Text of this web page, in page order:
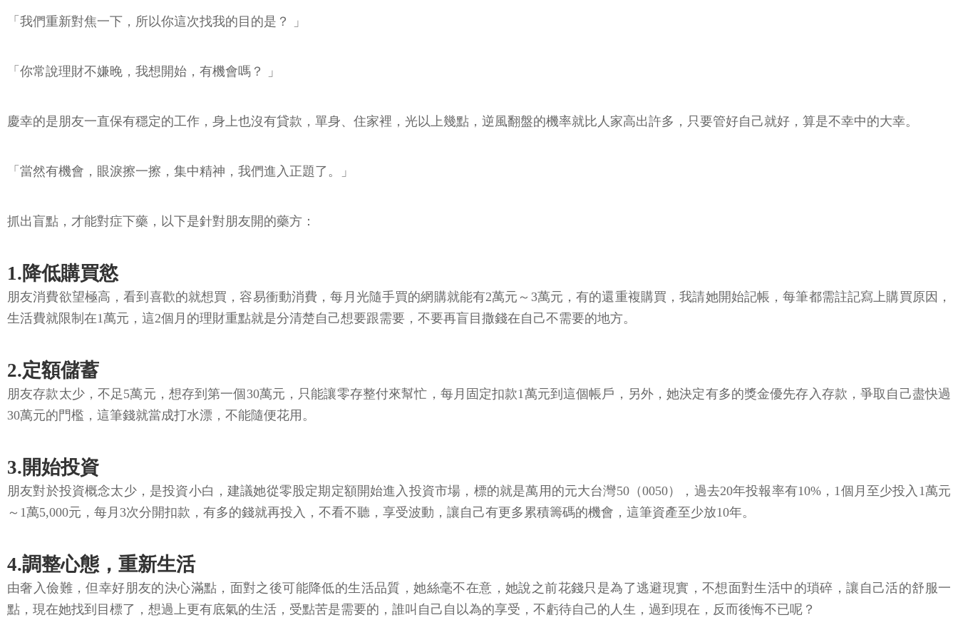
「我們重新對焦一下，所以你這次找我的目的是？ 」
「你常說理財不嫌晚，我想開始，有機會嗎？ 」
慶幸的是朋友一直保有穩定的工作，身上也沒有貸款，單身、住家裡，光以上幾點，逆風翻盤的機率就比人家高出許多，只要管好自己就好，算是不幸中的大幸。
「當然有機會，眼淚擦一擦，集中精神，我們進入正題了。」
抓出盲點，才能對症下藥，以下是針對朋友開的藥方：
1.降低購買慾
朋友消費欲望極高，看到喜歡的就想買，容易衝動消費，每月光隨手買的網購就能有2萬元～3萬元，有的還重複購買，我請她開始記帳，每筆都需註記寫上購買原因，
生活費就限制在1萬元，這2個月的理財重點就是分清楚自己想要跟需要，不要再盲目撒錢在自己不需要的地方。
2.定額儲蓄
朋友存款太少，不足5萬元，想存到第一個30萬元，只能讓零存整付來幫忙，每月固定扣款1萬元到這個帳戶，另外，她決定有多的獎金優先存入存款，爭取自己盡快過
30萬元的門檻，這筆錢就當成打水漂，不能隨便花用。
3.開始投資
朋友對於投資概念太少，是投資小白，建議她從零股定期定額開始進入投資市場，標的就是萬用的元大台灣50（0050），過去20年投報率有10%，1個月至少投入1萬元
～1萬5,000元，每月3次分開扣款，有多的錢就再投入，不看不聽，享受波動，讓自己有更多累積籌碼的機會，這筆資產至少放10年。
4.調整心態，重新生活
由奢入儉難，但幸好朋友的決心滿點，面對之後可能降低的生活品質，她絲毫不在意，她說之前花錢只是為了逃避現實，不想面對生活中的瑣碎，讓自己活的舒服一
點，現在她找到目標了，想過上更有底氣的生活，受點苦是需要的，誰叫自己自以為的享受，不虧待自己的人生，過到現在，反而後悔不已呢？